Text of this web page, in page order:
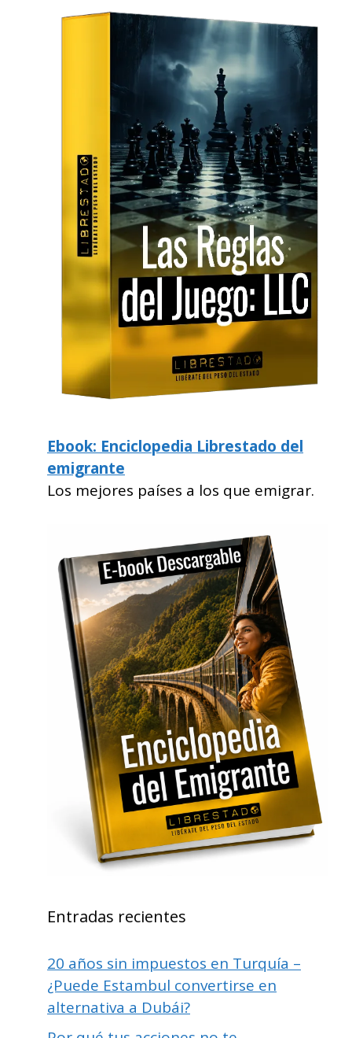
Ebook: Enciclopedia Librestado del
emigrante
Los mejores países a los que emigrar.
Entradas recientes
20 años sin impuestos en Turquía –
¿Puede Estambul convertirse en
alternativa a Dubái?